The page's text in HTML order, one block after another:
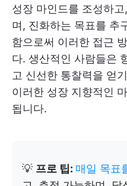
성장 마인드를 조성하
며, 진화하는 목표를 추
함으로써 이러한 접근
다. 생산적인 사람들은
고 신선한 통찰력을 얻
이러한 성장 지향적인
됩니다.
💡 프로 팁: 매일 목표